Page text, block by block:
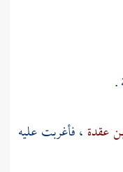
.
عقدة ، فأغربت عليه